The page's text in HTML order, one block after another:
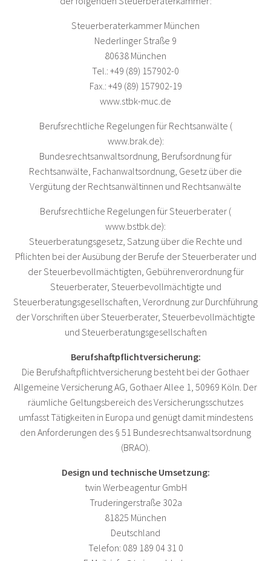
Steuerberaterkammer München
Nederlinger Straße 9
80638 München
Tel.: +49 (89) 157902-0
Fax.: +49 (89) 157902-19
www.stbk-muc.de
Berufsrechtliche Regelungen für Rechtsanwälte (
www.brak.de):
Bundesrechtsanwaltsordnung, Berufsordnung für
Rechtsanwälte, Fachanwaltsordnung, Gesetz über die
Vergütung der Rechtsanwältinnen und Rechtsanwälte
Berufsrechtliche Regelungen für Steuerberater (
www.bstbk.de):
Steuerberatungsgesetz, Satzung über die Rechte und
Pflichten bei der Ausübung der Berufe der Steuerberater und
der Steuerbevollmächtigten, Gebührenverordnung für
Steuerberater, Steuerbevollmächtigte und
Steuerberatungsgesellschaften, Verordnung zur Durchführung
der Vorschriften über Steuerberater, Steuerbevollmächtigte
und Steuerberatungsgesellschaften
Berufshaftpflichtversicherung:
Die Berufshaftpflichtversicherung besteht bei der Gothaer
Allgemeine Versicherung AG, Gothaer Allee 1, 50969 Köln. Der
räumliche Geltungsbereich des Versicherungsschutzes
umfasst Tätigkeiten in Europa und genügt damit mindestens
den Anforderungen des § 51 Bundesrechtsanwaltsordnung
(BRAO).
Design und technische Umsetzung:
twin Werbeagentur GmbH
Truderingerstraße 302a
81825 München
Deutschland
Telefon: 089 189 04 31 0